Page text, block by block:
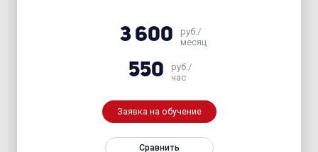
3 600
руб./
месяц
550
руб./
час
Заявка на обучение
Сравнить